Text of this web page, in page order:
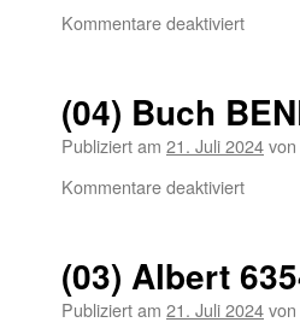
Kommentare deaktiviert
(04) Buch
Publiziert am 21. Juli 2024von
Kommentare deaktiviert
(03) Albert
Publiziert am 21. Juli 2024von